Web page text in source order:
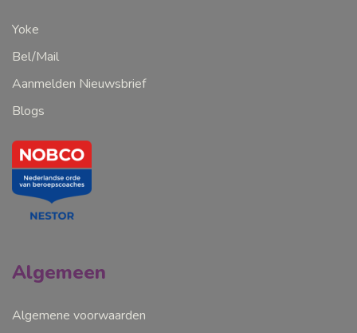
Yoke
Bel/Mail
Aanmelden Nieuwsbrief
Blogs
Algemeen
Algemene voorwaarden